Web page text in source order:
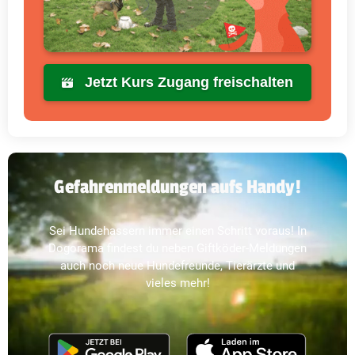
Jetzt Kurs Zugang freischalten
Gefahrenmeldungen aufs Handy!
Sei Hundehassern immer einen Schritt voraus! In
Dogorama findest du neben Giftköder-Meldungen
auch noch neue Hundefreunde, Tierärzte und
vieles mehr!